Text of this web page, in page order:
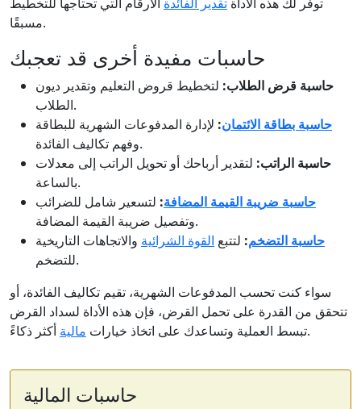
مسبقًا.
حاسبات مفيدة أخرى قد تعجبك
حاسبة قرض الطلاب: لتخطيط قروض التعليم وتقدير ديون
الطلاب.
حاسبة بطاقة الائتمان: لإدارة المدفوعات الشهرية للبطاقة
وفهم تكاليف الفائدة.
حاسبة الراتب: لتقدير أرباحك أو تحويل الراتب إلى معدلات
بالساعة.
حاسبة ضريبة القيمة المضافة: لتسعير شامل للضرائب
وتفصيل ضريبة القيمة المضافة.
حاسبة التضخم: لتتبع القوة الشرائية والاتجاهات التاريخية
للتضخم.
سواء كنت تحسب المدفوعات الشهرية، تقيم تكاليف الفائدة، أو
تتحقق من القدرة على تحمل القرض، فإن هذه الأداة لسداد القرض
تبسط العملية وتساعدك على اتخاذ خيارات مالية أكثر ذكاءً.
حاسبات المالية